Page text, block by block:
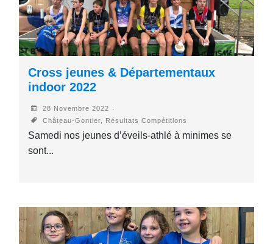
Cross jeunes & Départementaux
indoor 2022
28 Novembre 2022
Château-Gontier, Résultats Compétitions
Samedi nos jeunes d’éveils-athlé à minimes se
sont...